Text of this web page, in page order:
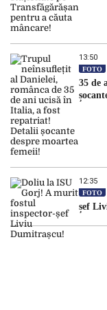
13:50
FOTO
35 de
12:35
FOTO
șef